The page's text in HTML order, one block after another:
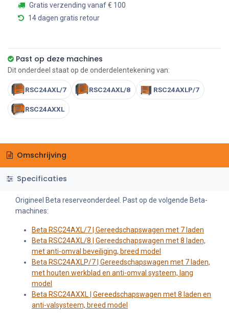
Gratis verzending vanaf € 100
14 dagen gratis retour
Past op deze machines
Dit onderdeel staat op de onderdelentekening van:
RSC24AXL/7 RSC24AXL/8 RSC24AXLP/7
RSC24AXXL
Omschrijving
Specificaties
Origineel Beta reserveonderdeel. Past op de volgende Beta-
machines:
Beta RSC24AXL/7 | Gereedschapswagen met 7 laden
Beta RSC24AXL/8 | Gereedschapswagen met 8 laden,
met anti-omval beveiliging, breed model
Beta RSC24AXLP/7 | Gereedschapswagen met 7 laden,
met houten werkblad en anti-omval systeem, lang
model
Beta RSC24AXXL | Gereedschapswagen met 8 laden en
anti-valsysteem, breed model